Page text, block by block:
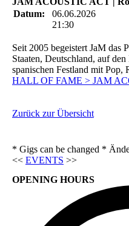
Datum:
06.06.2026
21:30
Seit 2005 begeistert JaM das
Staaten, Deutschland, auf
spanischen Festland mit Pop,
HALL OF FAME > JAM
Zurück zur Übersicht
* Gigs can be changed *
<< EVENTS >>
OPENING HOURS